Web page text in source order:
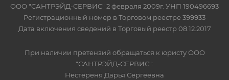
ООО "САНТРЭЙД-СЕРВИС" 2 февраля 2009г. УНП 190496693
Регистрационный номер в Торговом реестре 399933
Дата включения сведений в Торговый реестр 08.12.2017
При наличии претензий обращаться к юристу ООО
"САНТРЭЙД-СЕРВИС":
Нестереня Дарья Сергеевна